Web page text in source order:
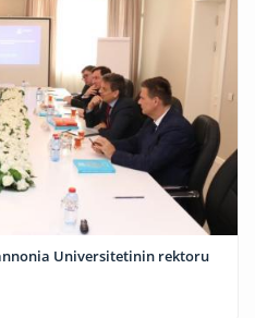
Universitetinin rektoru